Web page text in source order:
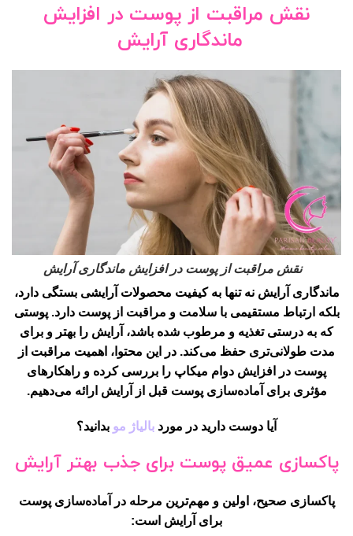
نقش مراقبت از پوست در افزایش
ماندگاری آرایش
نقش مراقبت از پوست در افزایش ماندگاری آرایش
ماندگاری آرایش نه تنها به کیفیت محصولات آرایشی بستگی دارد،
بلکه ارتباط مستقیمی با سلامت و مراقبت از پوست دارد. پوستی
که به درستی تغذیه و مرطوب شده باشد، آرایش را بهتر و برای
مدت طولانی‌تری حفظ می‌کند. در این محتوا، اهمیت مراقبت از
پوست در افزایش دوام میکاپ را بررسی کرده و راهکارهای
مؤثری برای آماده‌سازی پوست قبل از آرایش ارائه می‌دهیم.
آیا دوست دارید در مورد بالیاژ مو بدانید؟
پاکسازی عمیق پوست برای جذب بهتر آرایش
پاکسازی صحیح، اولین و مهم‌ترین مرحله در آماده‌سازی پوست
برای آرایش است: